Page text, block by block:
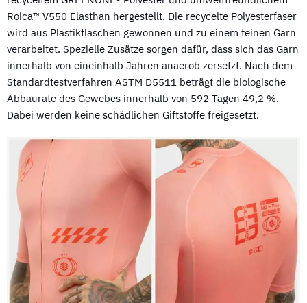
Roica™ V550 Elasthan hergestellt. Die recycelte Polyesterfaser
wird aus Plastikflaschen gewonnen und zu einem feinen Garn
verarbeitet. Spezielle Zusätze sorgen dafür, dass sich das Garn
innerhalb von eineinhalb Jahren anaerob zersetzt. Nach dem
Standardtestverfahren ASTM D5511 beträgt die biologische
Abbaurate des Gewebes innerhalb von 592 Tagen 49,2 %.
Dabei werden keine schädlichen Giftstoffe freigesetzt.